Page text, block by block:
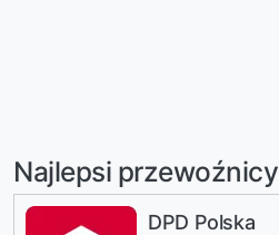
Najlepsi przewoźnicy
DPD Polska